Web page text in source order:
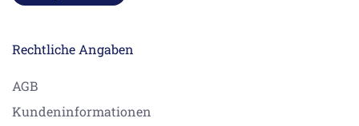
Rechtliche Angaben
AGB
Kundeninformationen